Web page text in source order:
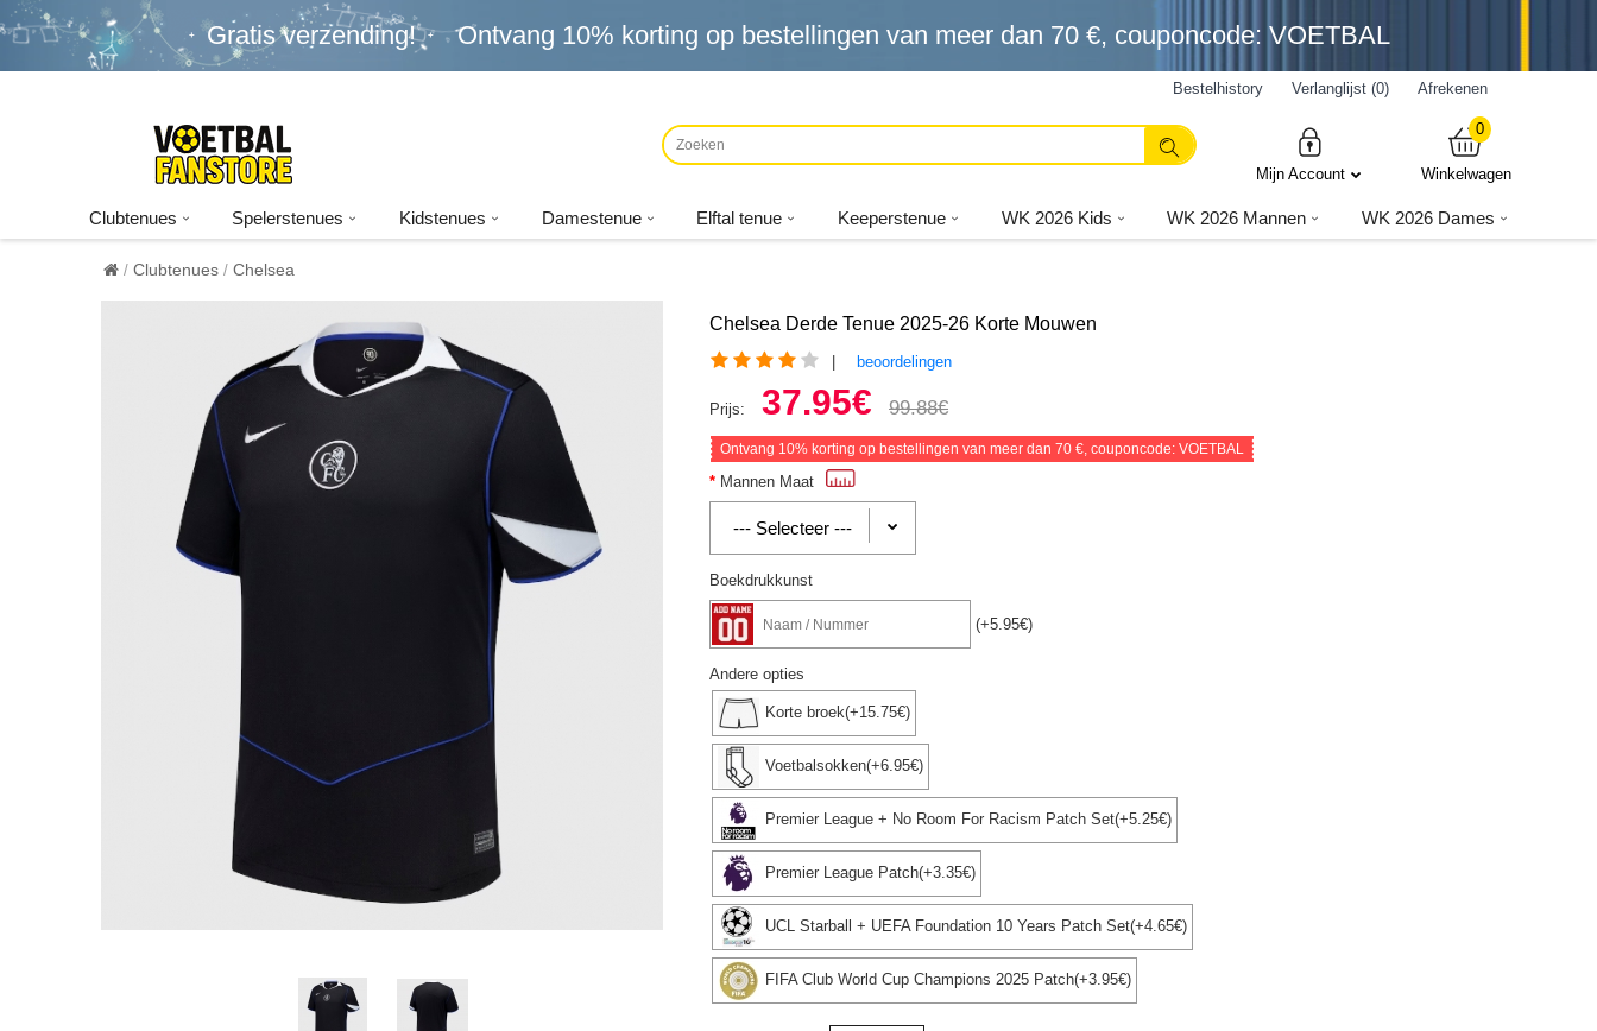
Gratis verzending! Ontvang 10% korting op bestellingen van meer dan 70 €, couponcode: VOETBAL
Bestelhistory Verlanglijst (0) Afrekenen
Mijn Account
0
Winkelwagen
Clubtenues Spelerstenues Kidstenues Damestenue Elftal tenue Keeperstenue WK 2026 Kids WK 2026 Mannen WK 2026 Dames
Clubtenues Chelsea
Chelsea Derde Tenue 2025-26 Korte Mouwen
beoordelingen
Prijs: 37.95€ 99.88€
Ontvang 10% korting op bestellingen van meer dan 70 €, couponcode: VOETBAL
Mannen Maat
Boekdrukkunst
(+5.95€)
Andere opties
Korte broek(+15.75€)
Voetbalsokken(+6.95€)
Premier League + No Room For Racism Patch Set(+5.25€)
Premier League Patch(+3.35€)
UCL Starball + UEFA Foundation 10 Years Patch Set(+4.65€)
FIFA Club World Cup Champions 2025 Patch(+3.95€)